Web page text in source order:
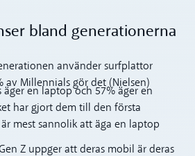
bland generationerna
använder surfplattor
av Millennials gör det (Nielsen)
en laptop och 57% äger en
har gjort dem till den första
mest sannolik att äga en laptop
Z uppger att deras mobil är deras